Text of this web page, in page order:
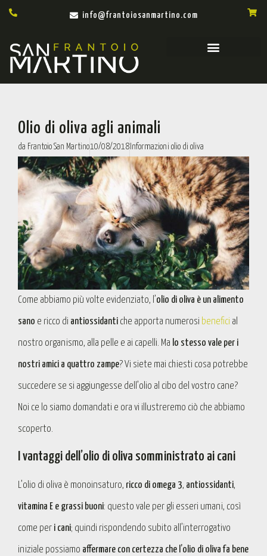
info@frantoiosanmartino.com
Olio di oliva agli animali
da Frantoio San Martino10/08/2018 Informazioni olio di oliva
Come abbiamo più volte evidenziato, l’olio di oliva è un alimento
sano e ricco di antiossidanti che apporta numerosi benefici al
nostro organismo, alla pelle e ai capelli. Ma lo stesso vale per i
nostri amici a quattro zampe? Vi siete mai chiesti cosa potrebbe
succedere se si aggiungesse dell’olio al cibo del vostro cane?
Noi ce lo siamo domandati e ora vi illustreremo ciò che abbiamo
scoperto.
I vantaggi dell’olio di oliva somministrato ai cani
L’olio di oliva è monoinsaturo, ricco di omega 3, antiossidanti,
vitamina E e grassi buoni: questo vale per gli esseri umani, così
come per i cani; quindi rispondendo subito all’interrogativo
iniziale possiamo affermare con certezza che l’olio di oliva fa bene